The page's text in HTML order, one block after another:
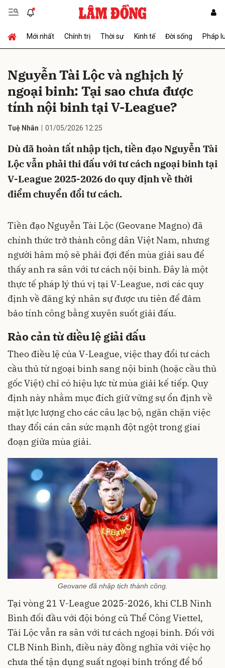
Mới nhất Chính trị Thời sự Kinh tế Đời sống Pháp
Nguyễn Tài Lộc và nghịch lý
ngoại binh: Tại sao chưa được
tính nội binh tại V-League?
Tuệ Nhân 01/05/2026 12:25
Dù đã hoàn tất nhập tịch, tiền đạo Nguyễn Tài
Lộc vẫn phải thi đấu với tư cách ngoại binh tại
V-League 2025-2026 do quy định về thời
điểm chuyển đổi tư cách.
Tiền đạo Nguyễn Tài Lộc (Geovane Magno) đã
chính thức trở thành công dân Việt Nam, nhưng
người hâm mộ sẽ phải đợi đến mùa giải sau để
thấy anh ra sân với tư cách nội binh. Đây là một
thực tế pháp lý thú vị tại V-League, nơi các quy
định về đăng ký nhân sự được ưu tiên để đảm
bảo tính công bằng xuyên suốt giải đấu.
Rào cản từ điều lệ giải đấu
Theo điều lệ của V-League, việc thay đổi tư cách
cầu thủ từ ngoại binh sang nội binh (hoặc cầu thủ
gốc Việt) chỉ có hiệu lực từ mùa giải kế tiếp. Quy
định này nhằm mục đích giữ vững sự ổn định về
mặt lực lượng cho các câu lạc bộ, ngăn chặn việc
thay đổi cán cân sức mạnh đột ngột trong giai
đoạn giữa mùa giải.
Geovane đã nhập tịch thành công.
Tại vòng 21 V-League 2025-2026, khi CLB Ninh
Bình đối đầu với đội bóng cũ Thể Công Viettel,
Tài Lộc vẫn ra sân với tư cách ngoại binh. Đối với
CLB Ninh Bình, điều này đồng nghĩa với việc họ
chưa thể tận dụng suất ngoại binh trống để bổ
Gửi bình luận
Hủy Gửi